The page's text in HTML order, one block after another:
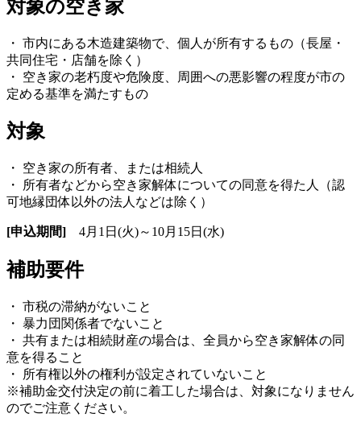
対象の空き家
・ 市内にある木造建築物で、個人が所有するもの（長屋・
共同住宅・店舗を除く）
・ 空き家の老朽度や危険度、周囲への悪影響の程度が市の
定める基準を満たすもの
対象
・ 空き家の所有者、または相続人
・ 所有者などから空き家解体についての同意を得た人（認
可地縁団体以外の法人などは除く）
[申込期間] 4月1日(火)～10月15日(水)
補助要件
・ 市税の滞納がないこと
・ 暴力団関係者でないこと
・ 共有または相続財産の場合は、全員から空き家解体の同
意を得ること
・ 所有権以外の権利が設定されていないこと
※補助金交付決定の前に着工した場合は、対象になりません
のでご注意ください。